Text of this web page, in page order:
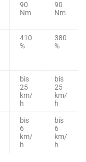
90
Nm
90
Nm
410
%
380
%
bis
25
km/
h
bis
25
km/
h
bis
6
km/
h
bis
6
km/
h